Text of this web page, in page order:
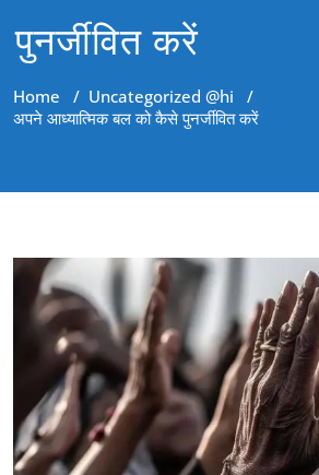
पुनर्जीवित करें
Home / Uncategorized @hi /
अपने आध्यात्मिक बल को कैसे पुनर्जीवित करें